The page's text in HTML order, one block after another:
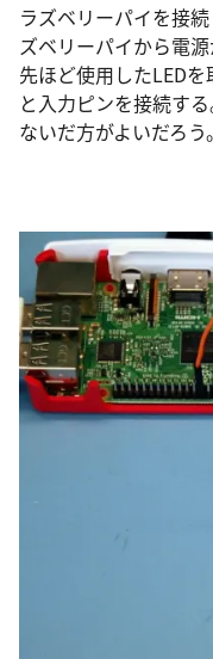
ラズベリーパイを接
ズベリーパイから電
先ほど使用したLED
と入力ピンを接続す
ないだ方がよいだろう。